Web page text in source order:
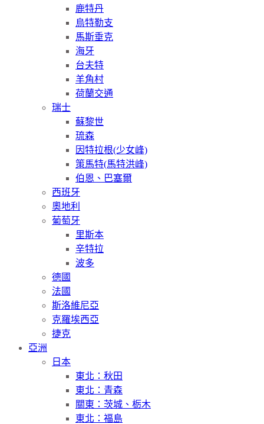
鹿特丹
烏特勒支
馬斯垂克
海牙
台夫特
羊角村
荷蘭交通
瑞士
蘇黎世
琉森
因特拉根(少女峰)
策馬特(馬特洪峰)
伯恩、巴塞爾
西班牙
奧地利
葡萄牙
里斯本
辛特拉
波多
德國
法國
斯洛維尼亞
克羅埃西亞
捷克
亞洲
日本
東北：秋田
東北：青森
關東：茨城、栃木
東北：福島